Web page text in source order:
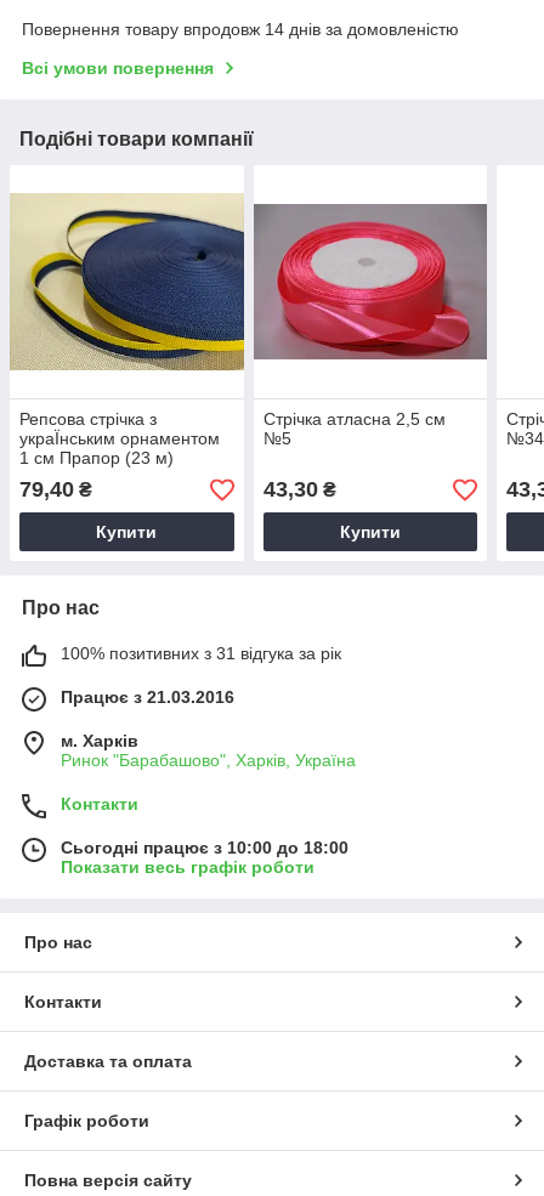
Повернення товару впродовж 14 днів за домовленістю
Всі умови повернення
Подібні товари компанії
Репсова стрічка з
украЇнським орнаментом
1 см Прапор (23 м)
79,40 ₴
Купити
Стрічка атласна 2,5 см
№5
43,30₴
Купити
№34
Про нас
100% позитивних з 31 відгука за рік
Працює з 21.03.2016
м. Харків
Ринок "Барабашово", Харків, Україна
Контакти
Сьогодні працює з 10:00 до 18:00
Показати весь графік роботи
Про нас
Контакти
Доставка та оплата
Графік роботи
Повна версія сайту